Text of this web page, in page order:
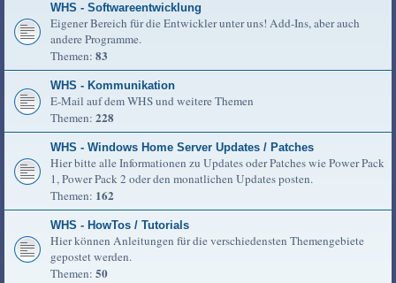
WHS - Softwareentwicklung
Eigener Bereich für die Entwickler unter uns! Add-Ins, aber auch
andere Programme.
Themen: 83
WHS - Kommunikation
E-Mail auf dem WHS und weitere Themen
Themen: 228
WHS - Windows Home Server Updates / Patches
Hier bitte alle Informationen zu Updates oder Patches wie Power Pack
1, Power Pack 2 oder den monatlichen Updates posten.
Themen: 162
WHS - HowTos / Tutorials
Hier können Anleitungen für die verschiedensten Themengebiete
gepostet werden.
Themen: 50